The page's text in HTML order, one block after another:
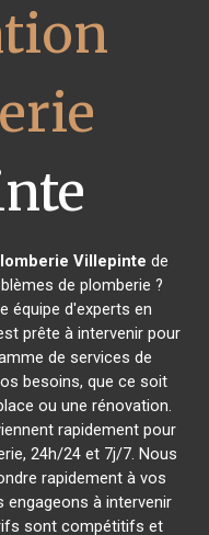
Villepinte de
de plomberie ?
équipe d'experts en
prête à intervenir pour
de services de
besoins, que ce soit
ou une rénovation.
rapidement pour
24h/24 et 7j/7. Nous
rapidement à vos
à intervenir
sont compétitifs et